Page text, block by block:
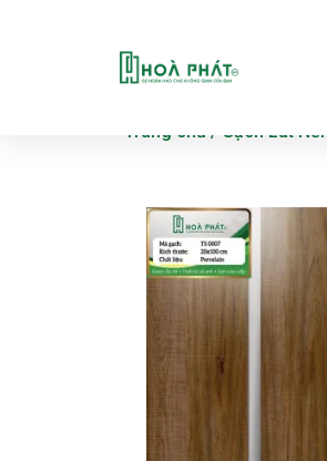
Trang chủ / Gạch Lát